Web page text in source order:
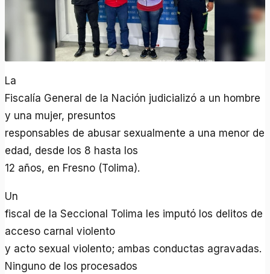
La
Fiscalía General de la Nación judicializó a un hombre
y una mujer, presuntos
responsables de abusar sexualmente a una menor de
edad, desde los 8 hasta los
12 años, en Fresno (Tolima).
Un
fiscal de la Seccional Tolima les imputó los delitos de
acceso carnal violento
y acto sexual violento; ambas conductas agravadas.
Ninguno de los procesados